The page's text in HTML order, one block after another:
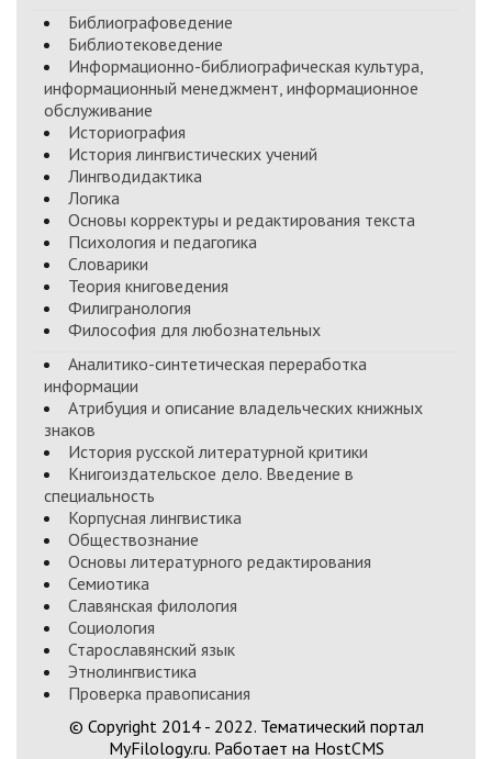
Библиографоведение
Библиотековедение
Информационно-библиографическая культура,
информационный менеджмент, информационное
обслуживание
Историография
История лингвистических учений
Лингводидактика
Логика
Основы корректуры и редактирования текста
Психология и педагогика
Словарики
Теория книговедения
Филигранология
Философия для любознательных
Аналитико-синтетическая переработка
информации
Атрибуция и описание владельческих книжных
знаков
История русской литературной критики
Книгоиздательское дело. Введение в
специальность
Корпусная лингвистика
Обществознание
Основы литературного редактирования
Семиотика
Славянская филология
Социология
Старославянский язык
Этнолингвистика
Проверка правописания
© Copyright 2014 - 2022. Тематический портал
MyFilology.ru. Работает на HostCMS